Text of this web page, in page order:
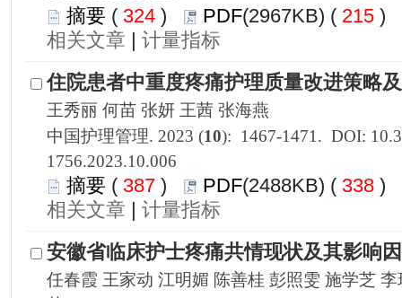
324 ) 215 )
|
1756.2023.10.006
387 ) 338 )
|